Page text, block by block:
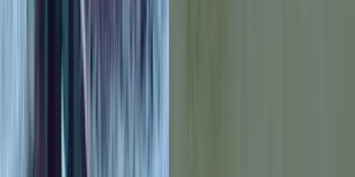
ছাত্রশিবির সংঘর্ষ, আহত অন্তত ১০